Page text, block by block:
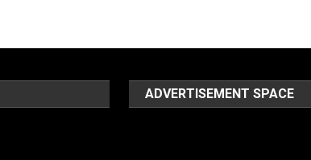
ADVERTISEMENT SPACE